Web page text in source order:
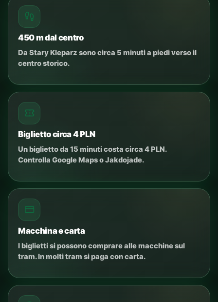
450 m dal centro
Da Stary Kleparz sono circa 5 minuti a piedi verso il
centro storico.
Biglietto circa 4 PLN
Un biglietto da 15 minuti costa circa 4 PLN.
Controlla Google Maps o Jakdojade.
Macchina e carta
I biglietti si possono comprare alle macchine sul
tram. In molti tram si paga con carta.